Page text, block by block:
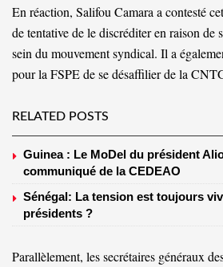
En réaction, Salifou Camara a contesté
de tentative de le discréditer en raison de
sein du mouvement syndical. Il a
pour la FSPE de se désaffilier de la
RELATED POSTS
Guinea : Le MoDel du président
communiqué de la CEDEAO
Sénégal: La tension est toujours
présidents ?
Parallèlement, les secrétaires généraux